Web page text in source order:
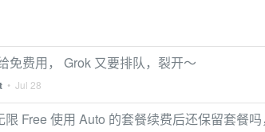
免费用， Grok 又要排队，裂开～
• Jul 28
限 Free 使用 Auto 的套餐续费后还保留套餐